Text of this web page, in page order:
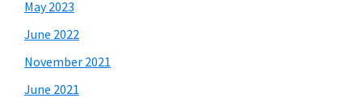
May 2023
June 2022
November 2021
June 2021